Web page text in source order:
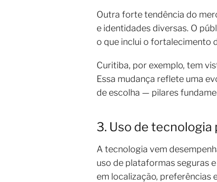
Outra forte tendência do
e identidades diversas. O
o que inclui o fortalecimento
Curitiba, por exemplo, tem
Essa mudança reflete uma
de escolha — pilares
3. Uso de
A tecnologia vem
uso de plataformas seguras
em localização, preferências